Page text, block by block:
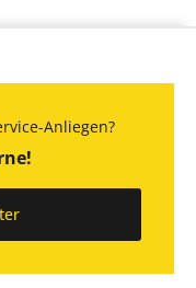
Anliegen?